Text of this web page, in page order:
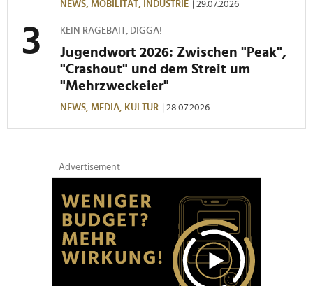
NEWS, MOBILITÄT, INDUSTRIE | 29.07.2026
KEIN RAGEBAIT, DIGGA!
Jugendwort 2026: Zwischen "Peak",
"Crashout" und dem Streit um
"Mehrzweckeier"
NEWS, MEDIA, KULTUR | 28.07.2026
Advertisement